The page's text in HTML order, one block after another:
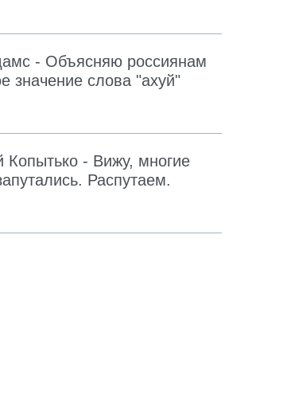
- Объясняю россиянам
значение слова "ахуй"
Копытько - Вижу, многие
Распутаем.